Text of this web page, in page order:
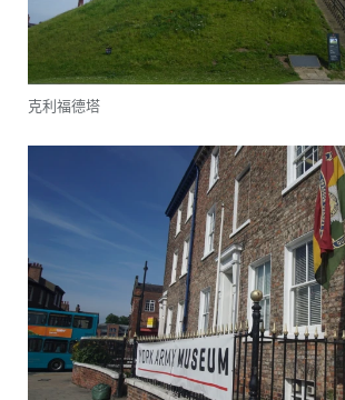
克利福德塔